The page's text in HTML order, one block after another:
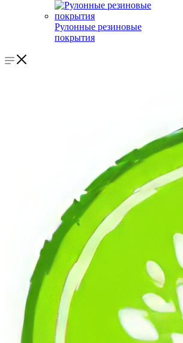
Рулонные резиновые
покрытия